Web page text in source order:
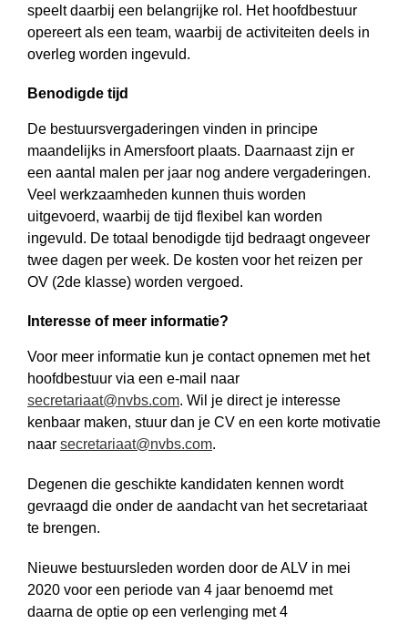
speelt daarbij een belangrijke rol. Het hoofdbestuur
opereert als een team, waarbij de activiteiten deels in
overleg worden ingevuld.
Benodigde tijd
De bestuursvergaderingen vinden in principe
maandelijks in Amersfoort plaats. Daarnaast zijn er
een aantal malen per jaar nog andere vergaderingen.
Veel werkzaamheden kunnen thuis worden
uitgevoerd, waarbij de tijd flexibel kan worden
ingevuld. De totaal benodigde tijd bedraagt ongeveer
twee dagen per week. De kosten voor het reizen per
OV (2de klasse) worden vergoed.
Interesse of meer informatie?
Voor meer informatie kun je contact opnemen met het
hoofdbestuur via een e-mail naar
secretariaat@nvbs.com. Wil je direct je interesse
kenbaar maken, stuur dan je CV en een korte motivatie
naar secretariaat@nvbs.com.
Degenen die geschikte kandidaten kennen wordt
gevraagd die onder de aandacht van het secretariaat
te brengen.
Nieuwe bestuursleden worden door de ALV in mei
2020 voor een periode van 4 jaar benoemd met
daarna de optie op een verlenging met 4